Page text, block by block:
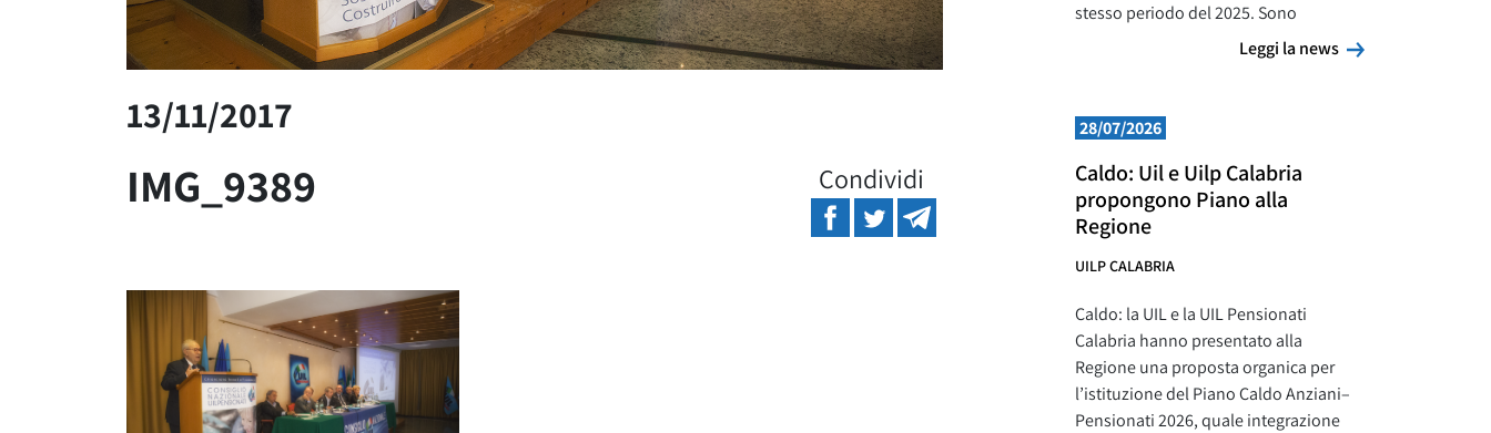
13/11/2017
IMG_9389 Condividi
stesso periodo del 2025. Sono
Leggi la news
Leggi la news
28/07/2026
Caldo: Uil e Uilp Calabria
propongono Piano alla
Regione
UILP CALABRIA
Caldo: la UIL e la UIL Pensionati
Calabria hanno presentato alla
Regione una proposta organica per
l’istituzione del Piano Caldo Anziani–
Pensionati 2026, quale integrazione